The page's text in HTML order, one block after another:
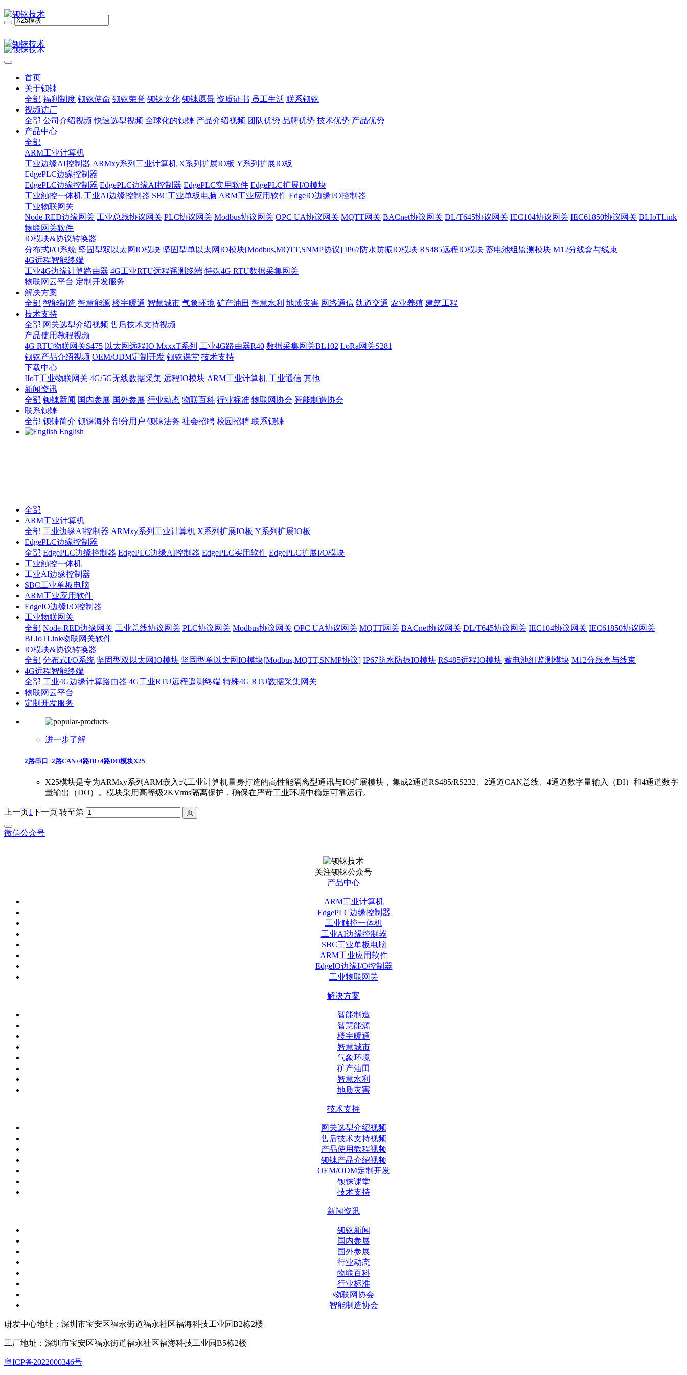
首页
关于钡铼
全部 福利制度 钡铼使命 钡铼荣誉 钡铼文化 钡铼愿景 资质证书 员工生活 联系钡铼
视频访厂
全部 公司介绍视频 快速选型视频 全球化的钡铼 产品介绍视频 团队优势 品牌优势 技术优势 产品优势
产品中心
全部
ARM工业计算机
工业边缘AI控制器 ARMxy系列工业计算机 X系列扩展IO板 Y系列扩展IO板
EdgePLC边缘控制器
EdgePLC边缘控制器 EdgePLC边缘AI控制器 EdgePLC实用软件 EdgePLC扩展I/O模块
工业触控一体机 工业AI边缘控制器 SBC工业单板电脑 ARM工业应用软件 EdgeIO边缘I/O控制器
工业物联网关
Node-RED边缘网关 工业总线协议网关 PLC协议网关 Modbus协议网关 OPC UA协议网关 MQTT网关 BACnet协议网关 DL/T645协议网关 IEC104协议网关 IEC61850协议网关 BLIoTLink
物联网关软件
IO模块&协议转换器
分布式I/O系统 坚固型双以太网IO模块 坚固型单以太网IO模块[Modbus,MQTT,SNMP协议] IP67防水防振IO模块 RS485远程IO模块 蓄电池组监测模块 M12分线盒与线束
4G远程智能终端
工业4G边缘计算路由器 4G工业RTU远程遥测终端 特殊4G RTU数据采集网关
物联网云平台 定制开发服务
解决方案
全部 智能制造 智慧能源 楼宇暖通 智慧城市 气象环境 矿产油田 智慧水利 地质灾害 网络通信 轨道交通 农业养殖 建筑工程
技术支持
全部 网关选型介绍视频 售后技术支持视频
产品使用教程视频
4G RTU物联网关S475 以太网远程IO MxxxT系列 工业4G路由器R40 数据采集网关BL102 LoRa网关S281
钡铼产品介绍视频 OEM/ODM定制开发 钡铼课堂 技术支持
下载中心
IIoT工业物联网关 4G/5G无线数据采集 远程IO模块 ARM工业计算机 工业通信 其他
新闻资讯
全部 钡铼新闻 国内参展 国外参展 行业动态 物联百科 行业标准 物联网协会 智能制造协会
联系钡铼
全部 钡铼简介 钡铼海外 部分用户 钡铼法务 社会招聘 校园招聘 联系钡铼
English
全部
ARM工业计算机
全部 工业边缘AI控制器 ARMxy系列工业计算机 X系列扩展IO板 Y系列扩展IO板
EdgePLC边缘控制器
全部 EdgePLC边缘控制器 EdgePLC边缘AI控制器 EdgePLC实用软件 EdgePLC扩展I/O模块
工业触控一体机
工业AI边缘控制器
SBC工业单板电脑
ARM工业应用软件
EdgeIO边缘I/O控制器
工业物联网关
全部 Node-RED边缘网关 工业总线协议网关 PLC协议网关 Modbus协议网关 OPC UA协议网关 MQTT网关 BACnet协议网关 DL/T645协议网关 IEC104协议网关 IEC61850协议网关
BLIoTLink物联网关软件
IO模块&协议转换器
全部 分布式I/O系统 坚固型双以太网IO模块 坚固型单以太网IO模块[Modbus,MQTT,SNMP协议] IP67防水防振IO模块 RS485远程IO模块 蓄电池组监测模块 M12分线盒与线束
4G远程智能终端
全部 工业4G边缘计算路由器 4G工业RTU远程遥测终端 特殊4G RTU数据采集网关
物联网云平台
定制开发服务
进一步了解
2路串口+2路CAN+4路DI+4路DO模块X25
X25模块是专为ARMxy系列ARM嵌入式工业计算机量身打造的高性能隔离型通讯与IO扩展模块，集成2通道RS485/RS232、2通道CAN总线、4通道数字量输入（DI）和4通道数字
量输出（DO）。模块采用高等级2KVrms隔离保护，确保在严苛工业环境中稳定可靠运行。
上一页1下一页 转至第
微信公众号
关注钡铼公众号
产品中心
ARM工业计算机
EdgePLC边缘控制器
工业触控一体机
工业AI边缘控制器
SBC工业单板电脑
ARM工业应用软件
EdgeIO边缘I/O控制器
工业物联网关
解决方案
智能制造
智慧能源
楼宇暖通
智慧城市
气象环境
矿产油田
智慧水利
地质灾害
技术支持
网关选型介绍视频
售后技术支持视频
产品使用教程视频
钡铼产品介绍视频
OEM/ODM定制开发
钡铼课堂
技术支持
新闻资讯
钡铼新闻
国内参展
国外参展
行业动态
物联百科
行业标准
物联网协会
智能制造协会
研发中心地址：深圳市宝安区福永街道福永社区福海科技工业园B2栋2楼
工厂地址：深圳市宝安区福永街道福永社区福海科技工业园B5栋2楼
粤ICP备2022000346号